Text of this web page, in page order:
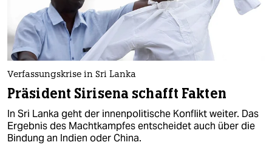
Verfassungskrise in Sri Lanka
Präsident Sirisena schafft Fakten
In Sri Lanka geht der innenpolitische Konflikt weiter. Das
Ergebnis des Machtkampfes entscheidet auch über die
Bindung an Indien oder China.